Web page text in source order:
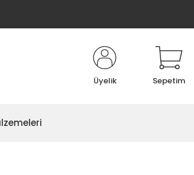
Üyelik Sepetim